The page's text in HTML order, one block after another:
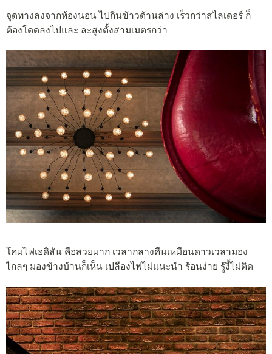
จุดทางลงจากห้องนอน ไปกินข้าวด้านล่าง เร็วกว่าสไลเดอร์ ก็
ต้องโดดลงไปและ ละสูงตั้งสามเมตรกว่า
โคมไฟเอดิสัน คือสวยมาก เวลากลางคืนเหมือนดาวเวลามอง
ไกลๆ มองข้างบ้านก็เห็น เปลืองไฟไม่แนะนำ ร้อนง่าย รู้งี้ไม่ติด